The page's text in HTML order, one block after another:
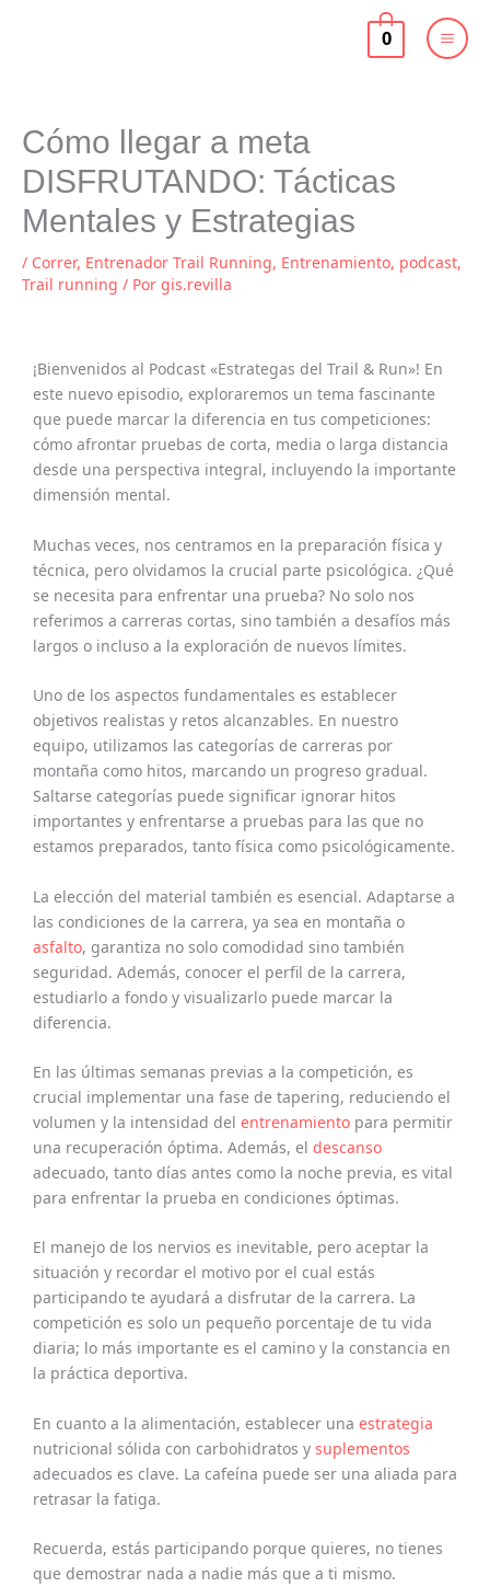
0
Cómo llegar a meta
DISFRUTANDO: Tácticas
Mentales y Estrategias
/ Correr, Entrenador Trail Running, Entrenamiento, podcast,
Trail running / Por gis.revilla
¡Bienvenidos al Podcast «Estrategas del Trail & Run»! En
este nuevo episodio, exploraremos un tema fascinante
que puede marcar la diferencia en tus competiciones:
cómo afrontar pruebas de corta, media o larga distancia
desde una perspectiva integral, incluyendo la importante
dimensión mental.
Muchas veces, nos centramos en la preparación física y
técnica, pero olvidamos la crucial parte psicológica. ¿Qué
se necesita para enfrentar una prueba? No solo nos
referimos a carreras cortas, sino también a desafíos más
largos o incluso a la exploración de nuevos límites.
Uno de los aspectos fundamentales es establecer
objetivos realistas y retos alcanzables. En nuestro
equipo, utilizamos las categorías de carreras por
montaña como hitos, marcando un progreso gradual.
Saltarse categorías puede significar ignorar hitos
importantes y enfrentarse a pruebas para las que no
estamos preparados, tanto física como psicológicamente.
La elección del material también es esencial. Adaptarse a
las condiciones de la carrera, ya sea en montaña o
asfalto, garantiza no solo comodidad sino también
seguridad. Además, conocer el perfil de la carrera,
estudiarlo a fondo y visualizarlo puede marcar la
diferencia.
En las últimas semanas previas a la competición, es
crucial implementar una fase de tapering, reduciendo el
volumen y la intensidad del entrenamiento para permitir
una recuperación óptima. Además, el descanso
adecuado, tanto días antes como la noche previa, es vital
para enfrentar la prueba en condiciones óptimas.
El manejo de los nervios es inevitable, pero aceptar la
situación y recordar el motivo por el cual estás
participando te ayudará a disfrutar de la carrera. La
competición es solo un pequeño porcentaje de tu vida
diaria; lo más importante es el camino y la constancia en
la práctica deportiva.
En cuanto a la alimentación, establecer una estrategia
nutricional sólida con carbohidratos y suplementos
adecuados es clave. La cafeína puede ser una aliada para
retrasar la fatiga.
Recuerda, estás participando porque quieres, no tienes
que demostrar nada a nadie más que a ti mismo.